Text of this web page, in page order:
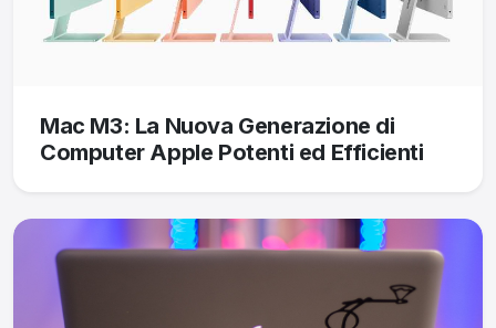
Mac M3: La Nuova Generazione di
Computer Apple Potenti ed Efficienti